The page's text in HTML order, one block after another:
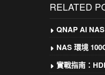
RELATED
QNAP AI
NAS 環境
實戰指南：